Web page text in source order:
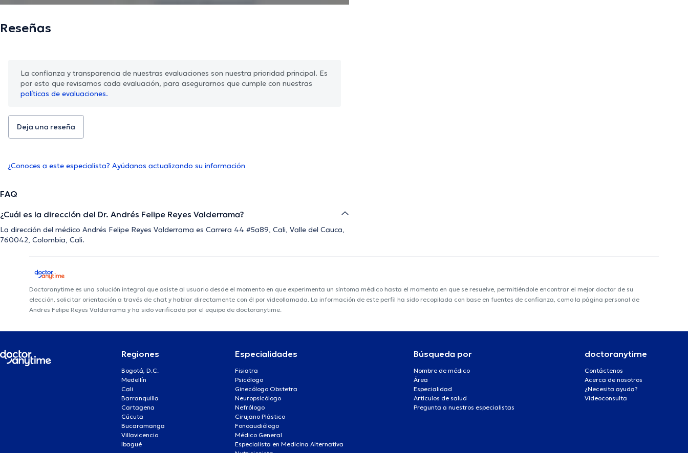
Reseñas
La confianza y transparencia de nuestras evaluaciones son nuestra prioridad principal. Es
por esto que revisamos cada evaluación, para asegurarnos que cumple con nuestras
políticas de evaluaciones.
Deja una reseña
¿Conoces a este especialista? Ayúdanos actualizando su información
FAQ
¿Cuál es la dirección del Dr. Andrés Felipe Reyes Valderrama?
La dirección del médico Andrés Felipe Reyes Valderrama es Carrera 44 #5a89, Cali, Valle del Cauca,
760042, Colombia, Cali.
Doctoranytime es una solución integral que asiste al usuario desde el momento en que experimenta un síntoma médico hasta el momento en que se resuelve, permitiéndole encontrar el mejor doctor de su
elección, solicitar orientación a través de chat y hablar directamente con él por videollamada. La información de este perfil ha sido recopilada con base en fuentes de confianza, como la página personal de
Andres Felipe Reyes Valderrama y ha sido verificada por el equipo de doctoranytime.
Regiones
Bogotá, D.C.
Medellín
Cali
Barranquilla
Cartagena
Cúcuta
Bucaramanga
Villavicencio
Ibagué
Especialidades
Fisiatra
Psicólogo
Ginecólogo Obstetra
Neuropsicólogo
Nefrólogo
Cirujano Plástico
Fonoaudiólogo
Médico General
Especialista en Medicina Alternativa
Búsqueda por
Nombre de médico
Área
Especialidad
Artículos de salud
Pregunta a nuestros especialistas
doctoranytime
Contáctenos
Acerca de nosotros
¿Necesita ayuda?
Videoconsulta